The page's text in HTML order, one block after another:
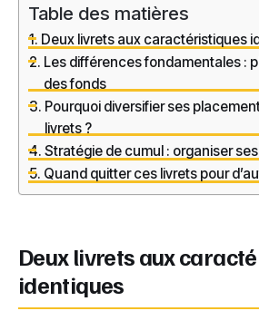
Table des matières
Deux livrets aux caractéristiques
Les différences fondamentales :
des fonds
Pourquoi diversifier ses
livrets ?
Stratégie de cumul : organiser
Quand quitter ces livrets pour
Deux livrets aux
identiques